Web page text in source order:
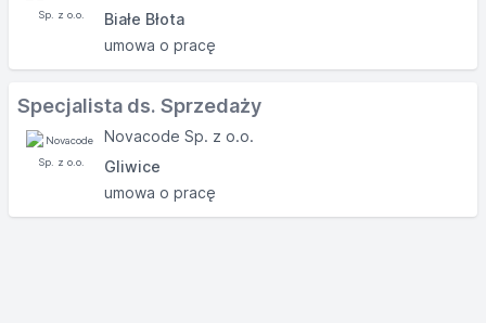
Białe Błota
umowa o pracę
Specjalista ds. Sprzedaży
Novacode Sp. z o.o.
Gliwice
umowa o pracę